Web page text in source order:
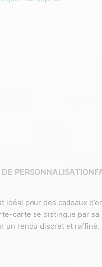
PERSONNALISATION
idéal pour des cadeaux
carte se distingue par
un rendu discret et raffiné.